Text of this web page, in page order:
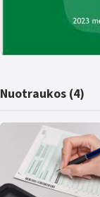
Nuotraukos (4)